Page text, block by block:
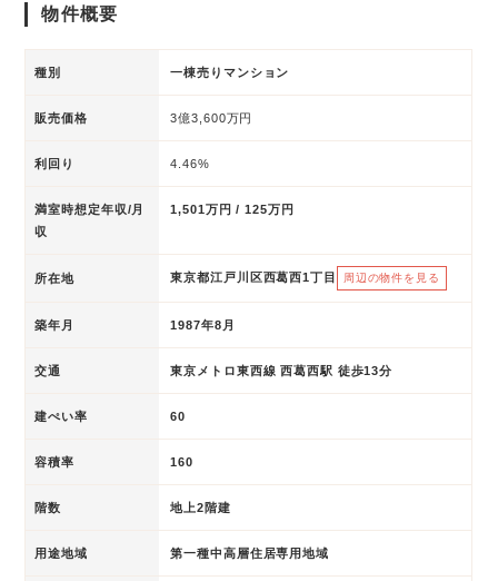
物件概要
種別 一棟売りマンション
販売価格 3億3,600万円
利回り 4.46%
満室時想定年収/月
収
1,501万円 / 125万円
所在地 東京都江戸川区西葛西1丁目 周辺の物件を見る
築年月 1987年8月
交通 東京メトロ東西線 西葛西駅 徒歩13分
建ぺい率 60
容積率 160
階数 地上2階建
用途地域 第一種中高層住居専用地域